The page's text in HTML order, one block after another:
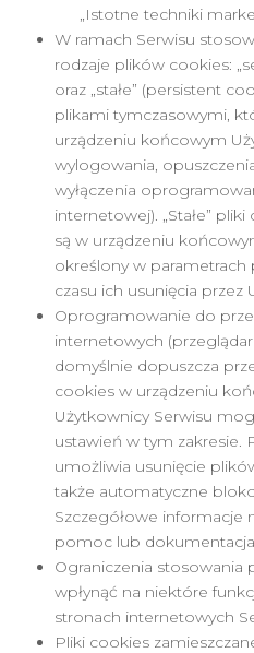
„Istotne techniki
W ramach Serwisu
rodzaje plików cookies:
oraz „stałe” (persistent
plikami tymczasowymi,
urządzeniu końcowym
wylogowania,
wyłączenia
internetowej). „Stałe”
są w urządzeniu
określony w
czasu ich usunięcia przez
Oprogramowanie do
internetowych
domyślnie dopuszcza
cookies w urządzeniu
Użytkownicy Serwisu
ustawień w tym zakresie.
umożliwia usunięcie
także automatyczne
Szczegółowe informacje
pomoc lub
Ograniczenia
wpłynąć na niektóre
stronach internetowych
Pliki cookies